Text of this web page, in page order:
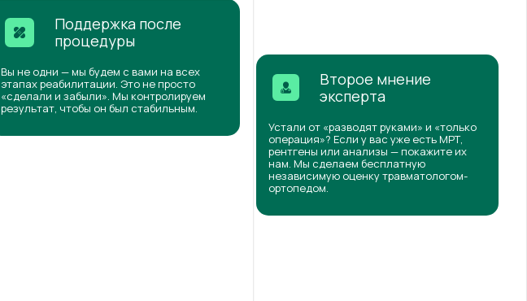
Поддержка после
процедуры
Вы не одни — мы будем с вами на всех
этапах реабилитации. Это не просто
«сделали и забыли». Мы контролируем
результат, чтобы он был стабильным.
Второе мнение
эксперта
Устали от «разводят руками» и «только
операция»? Если у вас уже есть МРТ,
рентгены или анализы — покажите их
нам. Мы сделаем бесплатную
независимую оценку травматологом-
ортопедом.